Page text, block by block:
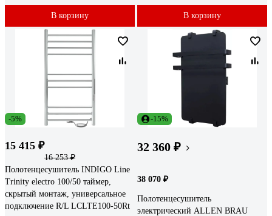
В корзину В корзину
-5%
15 415 ₽
16 253 ₽
Полотенцесушитель INDIGO Line
Trinity electro 100/50 таймер,
скрытый монтаж, универсальное
подключение R/L LСLTE100-50Rt
-15%
32 360 ₽
38 070 ₽
Полотенцесушитель
электрический ALLEN BRAU